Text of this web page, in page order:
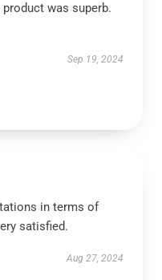
was superb.
Sep 19, 2024
in terms of
satisfied.
Aug 27, 2024